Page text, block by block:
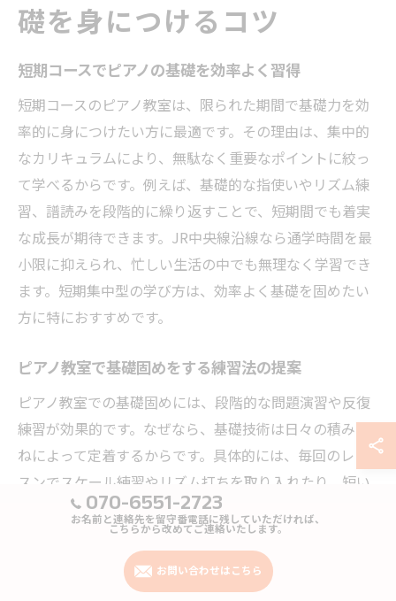
礎を身につけるコツ
短期コースでピアノの基礎を効率よく習得
短期コースのピアノ教室は、限られた期間で基礎力を効
率的に身につけたい方に最適です。その理由は、集中的
なカリキュラムにより、無駄なく重要なポイントに絞っ
て学べるからです。例えば、基礎的な指使いやリズム練
習、譜読みを段階的に繰り返すことで、短期間でも着実
な成長が期待できます。JR中央線沿線なら通学時間を最
小限に抑えられ、忙しい生活の中でも無理なく学習でき
ます。短期集中型の学び方は、効率よく基礎を固めたい
方に特におすすめです。
ピアノ教室で基礎固めをする練習法の提案
ピアノ教室での基礎固めには、段階的な問題演習や反復
練習が効果的です。なぜなら、基礎技術は日々の積み重
ねによって定着するからです。具体的には、毎回のレッ
スンでスケール練習やリズム打ちを取り入れたり、短い
課題曲を繰り返し弾くことで、手指の動きや譜読み力が
向上します。短期コースでは、限られた時間を最大限活
用するため、練習内容を絞り込んで効率化することが重
要です。こうした工夫により、確実に基礎を身につける
070-6551-2723
お名前と連絡先を留守番電話に残していただければ、
こちらから改めてご連絡いたします。
お問い合わせはこちら